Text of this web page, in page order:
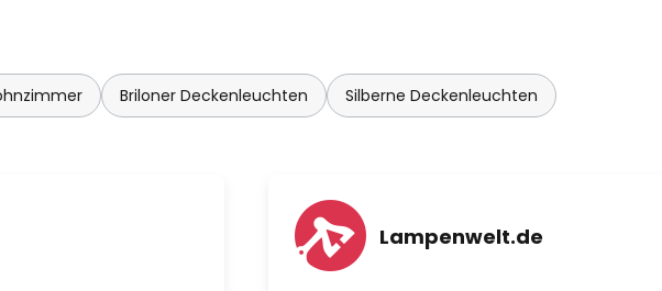
Briloner Deckenleuchten Silberne Deckenleuchten
Lampenwelt.de